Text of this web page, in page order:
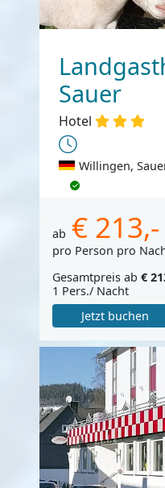
Sauer
Hotel
Willingen,
ab € 213,-
pro Person pro
Gesamtpreis ab €
1 Pers./ Nacht
Jetzt buchen